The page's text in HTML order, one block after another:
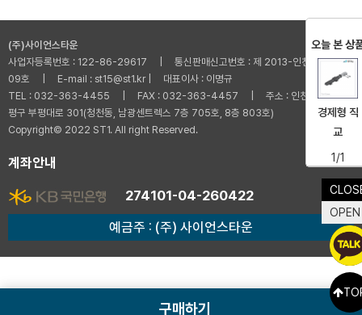
구매하기
(주)사이언스타운
사업자등록번호 : 122-86-29617 | 통신판매신고번호 : 제 2013-인천부평-001
09호 | E-mail : st15@st1.kr | 대표이사 : 이명규
TEL : 032-363-4455 | FAX : 032-363-4457 | 주소 : 인천광역시 부
평구 부평대로 301(청천동, 남광센트렉스 7층 705호, 8층 803호)
Copyright© 2022 ST1. All right Reserved.
계좌안내
274101-04-260422
예금주 : (주) 사이언스타운
OPEN
오늘 본 상
경제형 직
교
1/1